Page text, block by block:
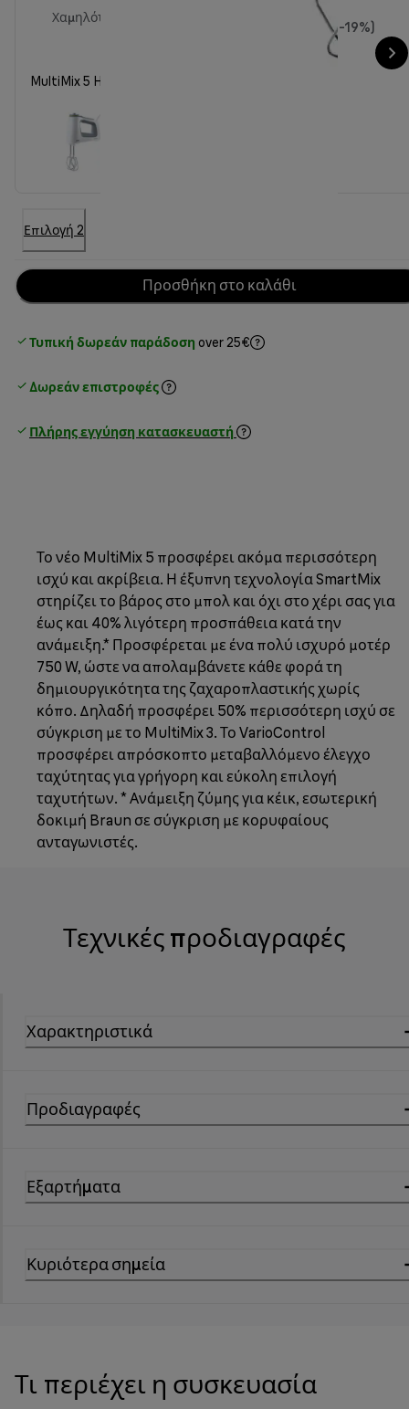
Χαμηλότερη τιμή τις τελευταίες 30
63,00 €(-19%)
MultiMix 5 HM 5100WH with kneading hooks, whisks
Επιλογή 2
Προσθήκη στο καλάθι
Τυπική δωρεάν παράδοση over 25€
Δωρεάν επιστροφές
Πλήρης εγγύηση κατασκευαστή
Το νέο MultiMix 5 προσφέρει ακόμα περισσότερη
ισχύ και ακρίβεια. Η έξυπνη τεχνολογία SmartMix
στηρίζει το βάρος στο μπολ και όχι στο χέρι σας για
έως και 40% λιγότερη προσπάθεια κατά την
ανάμειξη.* Προσφέρεται με ένα πολύ ισχυρό μοτέρ
750 W, ώστε να απολαμβάνετε κάθε φορά τη
δημιουργικότητα της ζαχαροπλαστικής χωρίς
κόπο. Δηλαδή προσφέρει 50% περισσότερη ισχύ σε
σύγκριση με το MultiMix 3. Το VarioControl
προσφέρει απρόσκοπτο μεταβαλλόμενο έλεγχο
ταχύτητας για γρήγορη και εύκολη επιλογή
ταχυτήτων. * Ανάμειξη ζύμης για κέικ, εσωτερική
δοκιμή Braun σε σύγκριση με κορυφαίους
ανταγωνιστές.
Τεχνικές προδιαγραφές
Χαρακτηριστικά
Προδιαγραφές
Εξαρτήματα
Κυριότερα σημεία
Τι περιέχει η συσκευασία